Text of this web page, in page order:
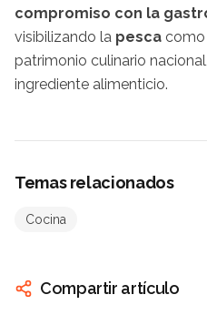
compromiso con la
visibilizando la pesca como
patrimonio culinario
ingrediente alimenticio.
Temas relacionados
Cocina
Compartir artículo